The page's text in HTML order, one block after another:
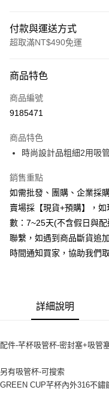
付款與運送方式
超取滿NT$490免運
信用卡一次付款
信用卡分期付款
合作金庫商業銀行
華南商業銀行
國泰世華商業銀行
臺灣中小企業銀行
匯豐（台灣）商業銀行
聯邦商業銀行
元大商業銀行
台新國際商業銀行
6 期 0 利率 每期
華南商業銀行
上海商業儲蓄銀行
國泰世華商業銀行
臺灣中小企業銀行
匯豐（台灣）商業銀行
聯邦商業銀行
元大商業銀行
12 期 0 利率 每期
合作金庫商業銀行
華南商業銀行
上海商業儲蓄銀行
國泰世華商業銀行
臺灣中小企業銀行
匯豐（台灣）商業銀行
聯邦商業銀行
台灣樂天信用卡公司
超商取貨付款
LINE Pay
Apple Pay
街口支付
【關於「AFTEE先享後付」】
便利好安心！
１．簡單：不需註冊會員、
２．便利：只要手機號碼，
貨到付款
商品特色
商品編號
9185471
商品特色
時尚設計品粗細2用吸
銷售重點
如需批發、團購、企業採
賣場採【現貨+預購】，
數：7~25天(不含假日與
聯繫，如遇到商品斷貨追
時間通知買家，協助我們
詳細說明
配件-芊杯吸管杯-密封塞+吸管
另有吸管杯-可搜索
GREEN CUP芊杯內外316不鏽